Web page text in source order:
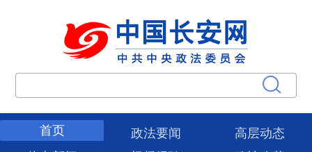
首页 政法要闻
高层动态